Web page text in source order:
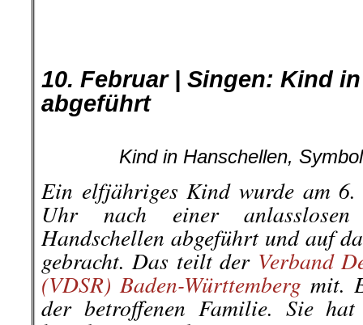
10. Februar | Singen: Kind
abgeführt
Kind in Hanschellen,
Ein elfjähriges Kind wurde am
Uhr nach einer anlasslosen
Handschellen abgeführt und auf
gebracht. Das teilt der Verband
(VDSR) Baden-Württemberg mit.
der betroffenen Familie. Sie hat